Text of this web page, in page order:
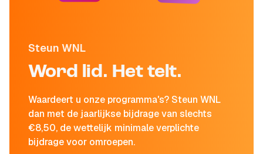
Steun WNL
Word lid. Het telt.
Waardeert u onze programma's? Steun WNL
dan met de jaarlijkse bijdrage van slechts
€8,50, de wettelijk minimale verplichte
bijdrage voor omroepen.